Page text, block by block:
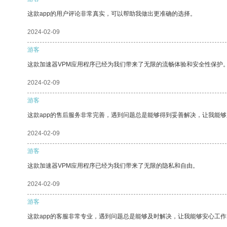
这款app的用户评论非常真实，可以帮助我做出更准确的选择。
2024-02-09
游客
这款加速器VPM应用程序已经为我们带来了无限的流畅体验和安全性保护。
2024-02-09
游客
这款app的售后服务非常完善，遇到问题总是能够得到妥善解决，让我能够
2024-02-09
游客
这款加速器VPM应用程序已经为我们带来了无限的隐私和自由。
2024-02-09
游客
这款app的客服非常专业，遇到问题总是能够及时解决，让我能够安心工作